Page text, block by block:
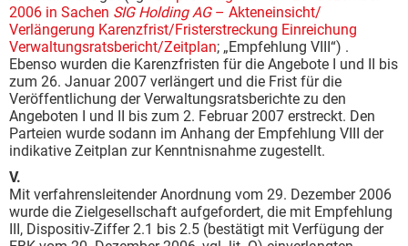
2006 in Sachen SIG Holding AG – Akteneinsicht/
Verlängerung Karenzfrist/Fristerstreckung Einreichung
Verwaltungsratsbericht/Zeitplan; „Empfehlung VIII“) .
Ebenso wurden die Karenzfristen für die Angebote I und II bis
zum 26. Januar 2007 verlängert und die Frist für die
Veröffentlichung der Verwaltungsratsberichte zu den
Angeboten I und II bis zum 2. Februar 2007 erstreckt. Den
Parteien wurde sodann im Anhang der Empfehlung VIII der
indikative Zeitplan zur Kenntnisnahme zugestellt.
V.
Mit verfahrensleitender Anordnung vom 29. Dezember 2006
wurde die Zielgesellschaft aufgefordert, die mit Empfehlung
III, Dispositiv-Ziffer 2.1 bis 2.5 (bestätigt mit Verfügung der